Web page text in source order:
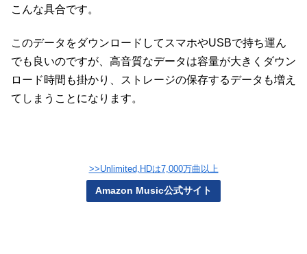
こんな具合です。
このデータをダウンロードしてスマホやUSBで持ち運ん
でも良いのですが、高音質なデータは容量が大きくダウン
ロード時間も掛かり、ストレージの保存するデータも増え
てしまうことになります。
>>Unlimited,HDは7,000万曲以上
Amazon Music公式サイト